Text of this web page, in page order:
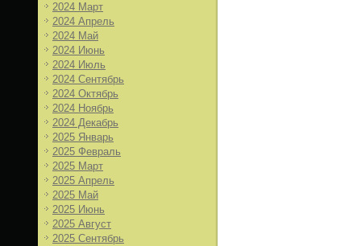
2024 Март
2024 Апрель
2024 Май
2024 Июнь
2024 Июль
2024 Сентябрь
2024 Октябрь
2024 Ноябрь
2024 Декабрь
2025 Январь
2025 Февраль
2025 Март
2025 Апрель
2025 Май
2025 Июнь
2025 Август
2025 Сентябрь